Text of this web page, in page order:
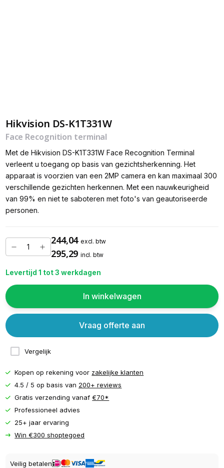
Hikvision DS-K1T331W
Face Recognition terminal
Met de Hikvision DS-K1T331W Face Recognition Terminal
verleent u toegang op basis van gezichtsherkenning. Het
apparaat is voorzien van een 2MP camera en kan maximaal 300
verschillende gezichten herkennen. Met een nauwkeurigheid
van 99% en niet te saboteren met foto's van geautoriseerde
personen.
244,04 excl. btw
295,29 incl. btw
Levertijd 1 tot 3 werkdagen
In winkelwagen
Vergelijk
Vraag offerte aan
Kopen op rekening voor zakelijke klanten
4.5 / 5 op basis van 200+ reviews
Gratis verzending vanaf€70*
Professioneel advies
25+ jaar ervaring
Win €300 shoptegoed
Veilig betalen